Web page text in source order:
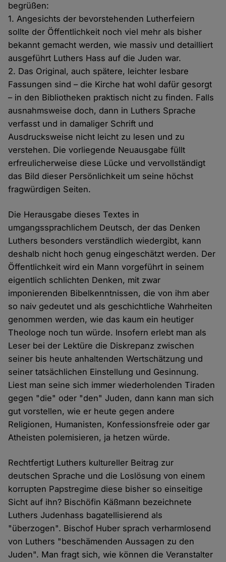
begrüßen:
1. Angesichts der bevorstehenden Lutherfeiern
sollte der Öffentlichkeit noch viel mehr als bisher
bekannt gemacht werden, wie massiv und detailliert
ausgeführt Luthers Hass auf die Juden war.
2. Das Original, auch spätere, leichter lesbare
Fassungen sind – die Kirche hat wohl dafür gesorgt
– in den Bibliotheken praktisch nicht zu finden. Falls
ausnahmsweise doch, dann in Luthers Sprache
verfasst und in damaliger Schrift und
Ausdrucksweise nicht leicht zu lesen und zu
verstehen. Die vorliegende Neuausgabe füllt
erfreulicherweise diese Lücke und vervollständigt
das Bild dieser Persönlichkeit um seine höchst
fragwürdigen Seiten.
Die Herausgabe dieses Textes in
umgangssprachlichem Deutsch, der das Denken
Luthers besonders verständlich wiedergibt, kann
deshalb nicht hoch genug eingeschätzt werden. Der
Öffentlichkeit wird ein Mann vorgeführt in seinem
eigentlich schlichten Denken, mit zwar
imponierenden Bibelkenntnissen, die von ihm aber
so naiv gedeutet und als geschichtliche Wahrheiten
genommen werden, wie das kaum ein heutiger
Theologe noch tun würde. Insofern erlebt man als
Leser bei der Lektüre die Diskrepanz zwischen
seiner bis heute anhaltenden Wertschätzung und
seiner tatsächlichen Einstellung und Gesinnung.
Liest man seine sich immer wiederholenden Tiraden
gegen "die" oder "den" Juden, dann kann man sich
gut vorstellen, wie er heute gegen andere
Religionen, Humanisten, Konfessionsfreie oder gar
Atheisten polemisieren, ja hetzen würde.
Rechtfertigt Luthers kultureller Beitrag zur
deutschen Sprache und die Loslösung von einem
korrupten Papstregime diese bisher so einseitige
Sicht auf ihn? Bischöfin Käßmann bezeichnete
Luthers Judenhass bagatellisierend als
"überzogen". Bischof Huber sprach verharmlosend
von Luthers "beschämenden Aussagen zu den
Juden". Man fragt sich, wie können die Veranstalter